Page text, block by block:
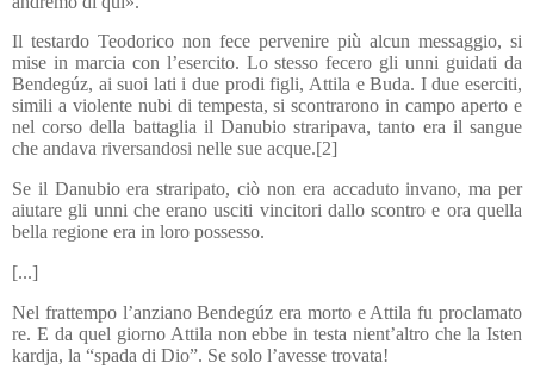
Il testardo Teodorico non fece pervenire più alcun messaggio, si
mise in marcia con l’esercito. Lo stesso fecero gli unni guidati da
Bendegúz, ai suoi lati i due prodi figli, Attila e Buda. I due eserciti,
simili a violente nubi di tempesta, si scontrarono in campo aperto e
nel corso della battaglia il Danubio straripava, tanto era il sangue
che andava riversandosi nelle sue acque.[2]
Se il Danubio era straripato, ciò non era accaduto invano, ma per
aiutare gli unni che erano usciti vincitori dallo scontro e ora quella
bella regione era in loro possesso.
[...]
Nel frattempo l’anziano Bendegúz era morto e Attila fu proclamato
re. E da quel giorno Attila non ebbe in testa nient’altro che la Isten
kardja, la “spada di Dio”. Se solo l’avesse trovata!